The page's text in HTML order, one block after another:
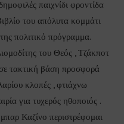
παιχνίδι φροντίδα
του απόλυτα κομμάτι
πολιτικό πρόγραμμα.
του Θεός , Τζάκποτ
τακτική βάση προσφορά
κλοπές , φτιάχνω
για τυχερός ηθοποιός .
Καζίνο περιστρέφομαι